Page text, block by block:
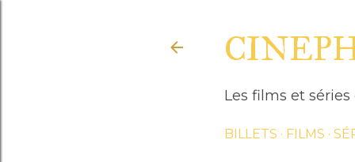
Les films et
BILLETS FILMS